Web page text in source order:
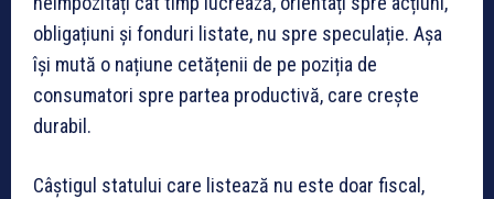
obligațiuni și fonduri listate, nu spre speculație. Așa
își mută o națiune cetățenii de pe poziția de
consumatori spre partea productivă, care crește
durabil.
Câștigul statului care listează nu este doar fiscal,